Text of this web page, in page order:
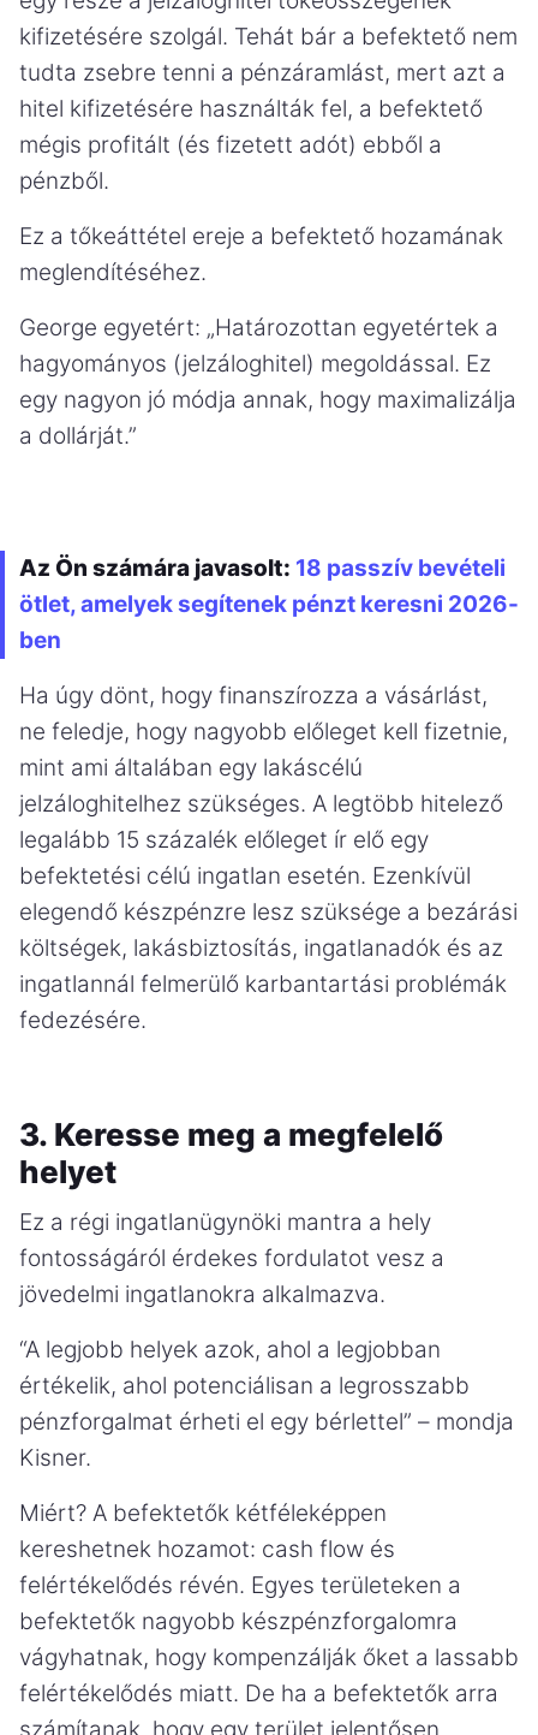
kifizetésére szolgál. Tehát bár a befektető nem
tudta zsebre tenni a pénzáramlást, mert azt a
hitel kifizetésére használták fel, a befektető
mégis profitált (és fizetett adót) ebből a
pénzből.
Ez a tőkeáttétel ereje a befektető hozamának
meglendítéséhez.
George egyetért: „Határozottan egyetértek a
hagyományos (jelzáloghitel) megoldással. Ez
egy nagyon jó módja annak, hogy maximalizálja
a dollárját.”
Az Ön számára javasolt: 18 passzív bevételi
ötlet, amelyek segítenek pénzt keresni 2026-
ben
Ha úgy dönt, hogy finanszírozza a vásárlást,
ne feledje, hogy nagyobb előleget kell fizetnie,
mint ami általában egy lakáscélú
jelzáloghitelhez szükséges. A legtöbb hitelező
legalább 15 százalék előleget ír elő egy
befektetési célú ingatlan esetén. Ezenkívül
elegendő készpénzre lesz szüksége a bezárási
költségek, lakásbiztosítás, ingatlanadók és az
ingatlannál felmerülő karbantartási problémák
fedezésére.
3. Keresse meg a megfelelő
helyet
Ez a régi ingatlanügynöki mantra a hely
fontosságáról érdekes fordulatot vesz a
jövedelmi ingatlanokra alkalmazva.
“A legjobb helyek azok, ahol a legjobban
értékelik, ahol potenciálisan a legrosszabb
pénzforgalmat érheti el egy bérlettel” – mondja
Kisner.
Miért? A befektetők kétféleképpen
kereshetnek hozamot: cash flow és
felértékelődés révén. Egyes területeken a
befektetők nagyobb készpénzforgalomra
vágyhatnak, hogy kompenzálják őket a lassabb
felértékelődés miatt. De ha a befektetők arra
számítanak, hogy egy terület jelentősen